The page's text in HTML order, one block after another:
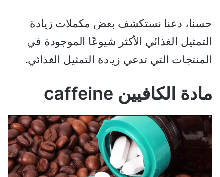
حسنا، دعنا نستكشف بعض مكملات زيادة
التمثيل الغذائي الأكثر شيوعًا الموجودة في
المنتجات التي تدعي زيادة التمثيل الغذائي.
مادة الكافيين caffeine